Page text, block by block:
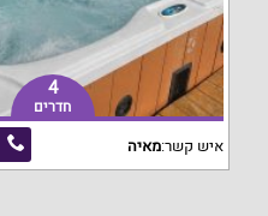
4
חדרים
איש קשר:מאיה